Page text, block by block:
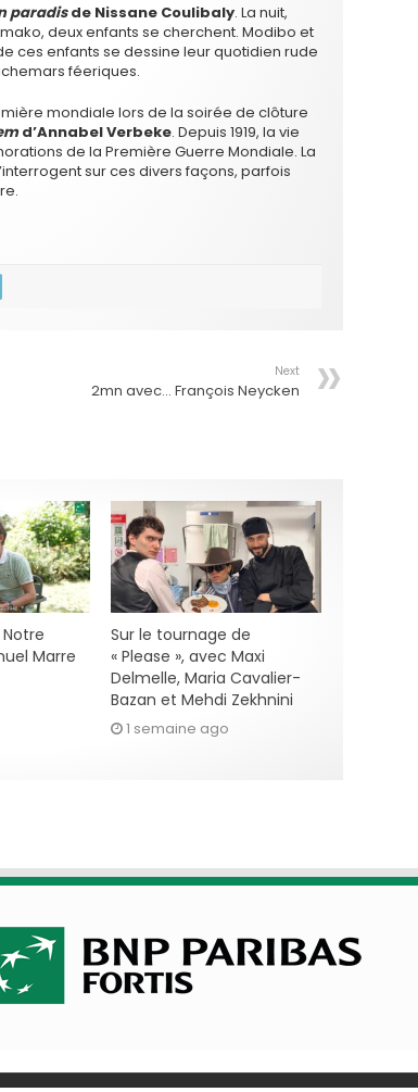
paradisde Nissane Coulibaly. La nuit,
deux enfants se cherchent. Modibo et
ces enfants se dessine leur quotidien rude
féeriques.
mondiale lors de la soirée de clôture
d’Annabel Verbeke. Depuis 1919, la vie
de la Première Guerre Mondiale. La
sur ces divers façons, parfois
Next
2mn avec… François Neycken
Marre
Sur le tournage de
« Please », avec Maxi
Delmelle, Maria Cavalier-
Bazan et Mehdi Zekhnini
1 semaine ago